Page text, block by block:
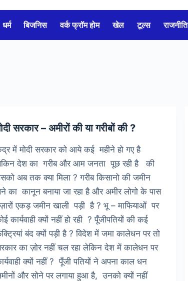
धर्म बिजनिस वर्क फ्रॉम होम खेल टूल्स राजनीति
सरकार – अमीरों की या गरीबों की ?
में मोदी सरकार को आये कई महीने हो गए है
देश का गरीब और आम जनता पूछ रही है की
अब तक क्या मिला ? गरीब किसानो की जमीन
का कानून बनाया जा रहा है और अमीर लोगो के पास
एकड़ जमीन खाली पड़ी है ? भू – माफियाओं पर
कार्यवाही क्यों नहीं हो रही ? पूँजीपतियों की कई
बंद क्यों पड़ी है ? विदेश में जमा कालेधन पर तो
का ज़ोर नहीं चल रहा लेकिन देश में कालेधन पर
क्यों नहीं ? पूँजी पतियों ने अपना काल धन
और सोने पर लगाया हुआ है, उनको क्यों नहीं